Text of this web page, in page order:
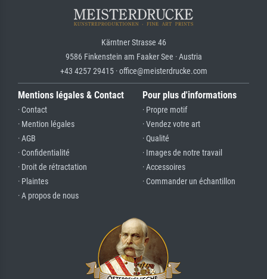
Kärntner Strasse 46
9586 Finkenstein am Faaker See · Austria
+43 4257 29415 · office@meisterdrucke.com
Mentions légales & Contact
· Contact
· Mention légales
· AGB
· Confidentialité
· Droit de rétractation
· Plaintes
· A propos de nous
Pour plus d'informations
· Propre motif
· Vendez votre art
· Qualité
· Images de notre travail
· Accessoires
· Commander un échantillon